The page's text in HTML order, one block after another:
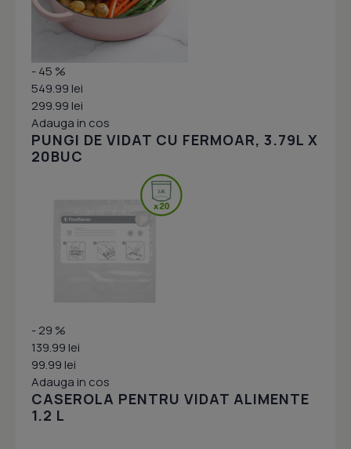
- 45 %
549.99 lei
299.99 lei
Adauga in cos
PUNGI DE VIDAT CU FERMOAR, 3.79L X
20BUC
- 29 %
139.99 lei
99.99 lei
Adauga in cos
CASEROLA PENTRU VIDAT ALIMENTE
1.2 L